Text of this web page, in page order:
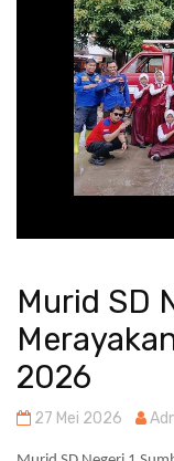
Murid SD
2026
27 Mei 2026